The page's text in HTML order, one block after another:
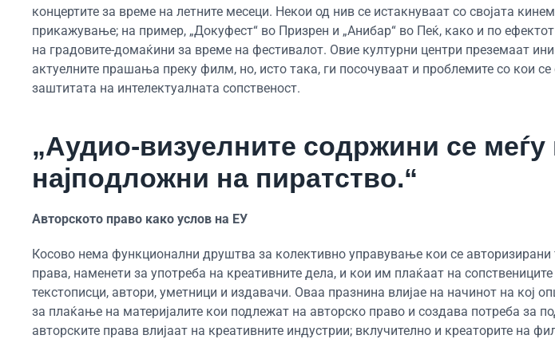
концертите за време на летните месеци. Некои од нив се истакнуваат со својата
прикажување; на пример, „Докуфест“ во Призрен и „Анибар“ во Пеќ, како и по
на градовите-домаќини за време на фестивалот. Овие културни центри преземаат
актуелните прашања преку филм, но, исто така, ги посочуваат и проблемите со кои се
заштитата на интелектуалната сопственост.
„Аудио-визуелните содржини се меѓу
најподложни на пиратство.“
Авторското право како услов на ЕУ
Косово нема функционални друштва за колективно управување кои се авторизирани
права, наменети за употреба на креативните дела, и кои им плаќаат на
текстописци, автори, уметници и издавачи. Оваа празнина влијае на начинот на кој
за плаќање на материјалите кои подлежат на авторско право и создава потреба за
авторските права влијаат на креативните индустрии; вклучително и креаторите на